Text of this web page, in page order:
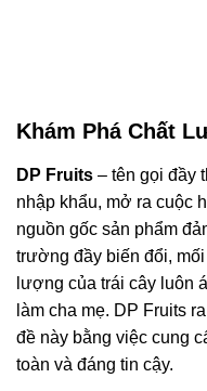
Khám Phá Chất
DP Fruits – tên gọi đầy
nhập khẩu, mở ra cuộc
nguồn gốc sản phẩm
trường đầy biến đổi,
lượng của trái cây luôn
làm cha mẹ. DP Fruits
đề này bằng việc cung
toàn và đáng tin cậy.